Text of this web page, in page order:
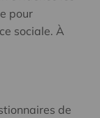
pour
sociale. À
de